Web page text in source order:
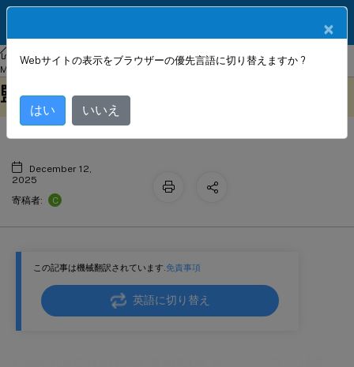
NetScalerConsole on-prem
NetScaler Application Delivery
Management 13.1
この記事は機械翻訳されています.免責事項
英語に切り替え
翻訳されています。
ConfigChange SNMPトラップの構成
監査差分生成
December 12,
2025
寄稿者:
C
×
Webサイトの表示をブラウザーの優先言語に切り替えますか ?
はい いいえ